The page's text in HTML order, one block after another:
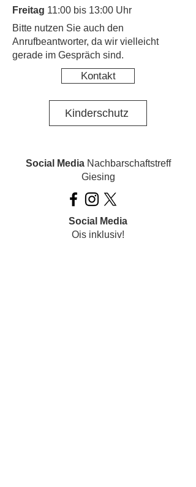
Freitag 11:00 bis 13:00 Uhr
​Bitte nutzen Sie auch den
Anrufbeantworter, da wir vielleicht
gerade im Gespräch sind.
Kontakt
Kinderschutz
Social MediaNachbarschaftstreff
Giesing
Social Media
Ois inklusiv!